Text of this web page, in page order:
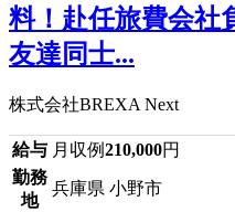
料！赴任旅費会社
友達同士...
株式会社BREXA Next
給与 月収例210,000円
勤務
地
兵庫県 小野市